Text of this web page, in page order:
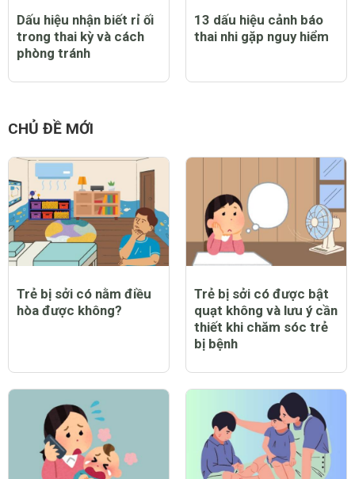
Dấu hiệu nhận biết rỉ ối
trong thai kỳ và cách
phòng tránh
13 dấu hiệu cảnh báo
thai nhi gặp nguy hiểm
CHỦ ĐỀ MỚI
Trẻ bị sởi có nằm điều
hòa được không?
Trẻ bị sởi có được bật
quạt không và lưu ý cần
thiết khi chăm sóc trẻ
bị bệnh